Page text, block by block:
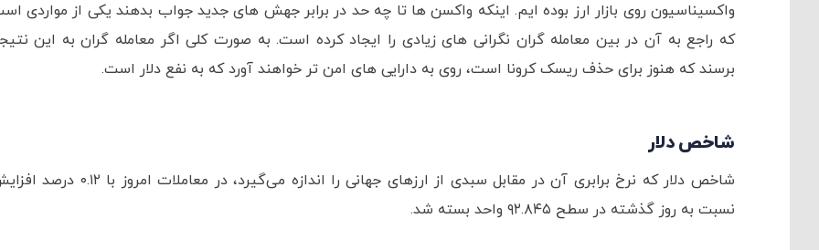
واکسیناسیون روی بازار ارز بوده ایم. اینکه واکسن ها تا چه حد در برابر جهش های جدید جواب بدهند یکی از مواردی
که راجع به آن در بین معامله گران نگرانی های زیادی را ایجاد کرده است. به صورت کلی اگر معامله گران به این
برسند که هنوز برای حذف ریسک کرونا است، روی به دارایی های امن تر خواهند آورد که به نفع دلار است.
شاخص دلار
شاخص دلار که نرخ برابری آن در مقابل سبدی از ارزهای جهانی را اندازه می‌گیرد، در معاملات امروز
نسبت به روز گذشته در سطح ۹۲.۸۴۵ واحد بسته شد.